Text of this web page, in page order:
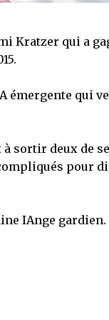
Kratzer qui a
qui
sortir deux de
pour
IAnge gardien.